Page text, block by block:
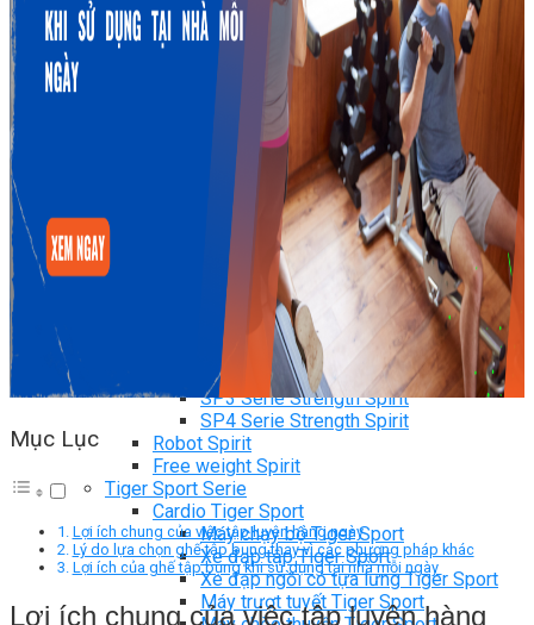
Ghế Tập Bụng
Ghế Tập Tạ
Dụng Cụ Tập Thể Lực
Tạ & Đòn tạ
Kệ để tạ
Thiết Bị Massage
Ghế Massage
Dụng cụ Massage
Cardio Spirit
Máy chạy bộ Spirit
Xe đạp tập Spirit
Xe đạp ngồi có tựa lưng Spirit
Máy trượt tuyết Spirit
Máy chèo thuyền Spirit
Máy tập phục hồi chức năng Spirit
Strength Spirit
SP3 Serie Strength Spirit
SP4 Serie Strength Spirit
Robot Spirit
Free weight Spirit
Tiger Sport Serie
Cardio Tiger Sport
Máy chạy bộ Tiger Sport
Xe đạp tập Tiger Sport
Xe đạp ngồi có tựa lưng Tiger Sport
Máy trượt tuyết Tiger Sport
Mục Lục
Lợi ích chung của việc tập luyện hàng ngày
Lý do lựa chọn ghế tập bụng thay vì các phương pháp khác
Lợi ích của ghế tập bụng khi sử dụng tại nhà mỗi ngày
Lợi ích chung của việc tập luyện hàng